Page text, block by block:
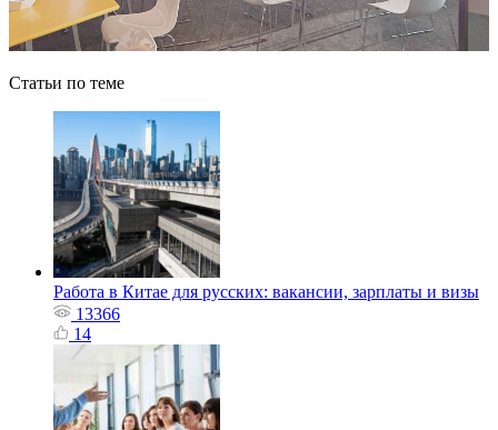
Статьи по теме
Работа в Китае для русских: вакансии, зарплаты и визы
13366
14